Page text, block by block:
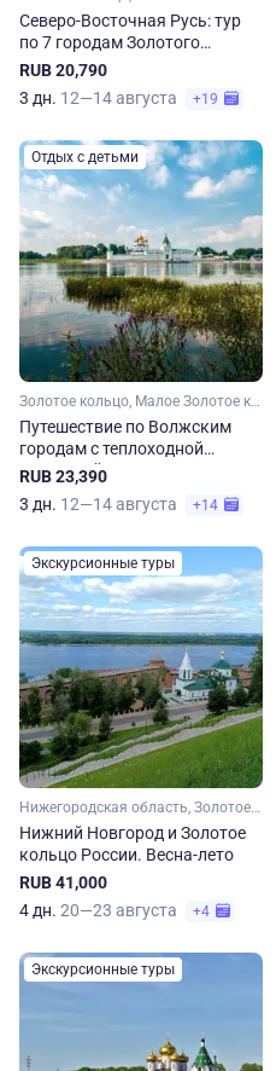
Северо-Восточная Русь: тур
по 7 городам Золотого
кольца. Весна-осень
RUB 20,790
3 дн. 12—14 августа +19
Отдых с детьми
Золотое кольцо, Малое Золотое кольцо, Владимирская область, Ивановская область, Костромская область
Путешествие по Волжским
городам с теплоходной
прогулкой
RUB 23,390
3 дн. 12—14 августа +14
Экскурсионные туры
Нижегородская область, Золотое кольцо, Малое Золотое кольцо, Владимирская область, Костромская область, Ярославская область, Московская область
Нижний Новгород и Золотое
кольцо России. Весна-лето
RUB 41,000
4 дн. 20—23 августа +4
Экскурсионные туры